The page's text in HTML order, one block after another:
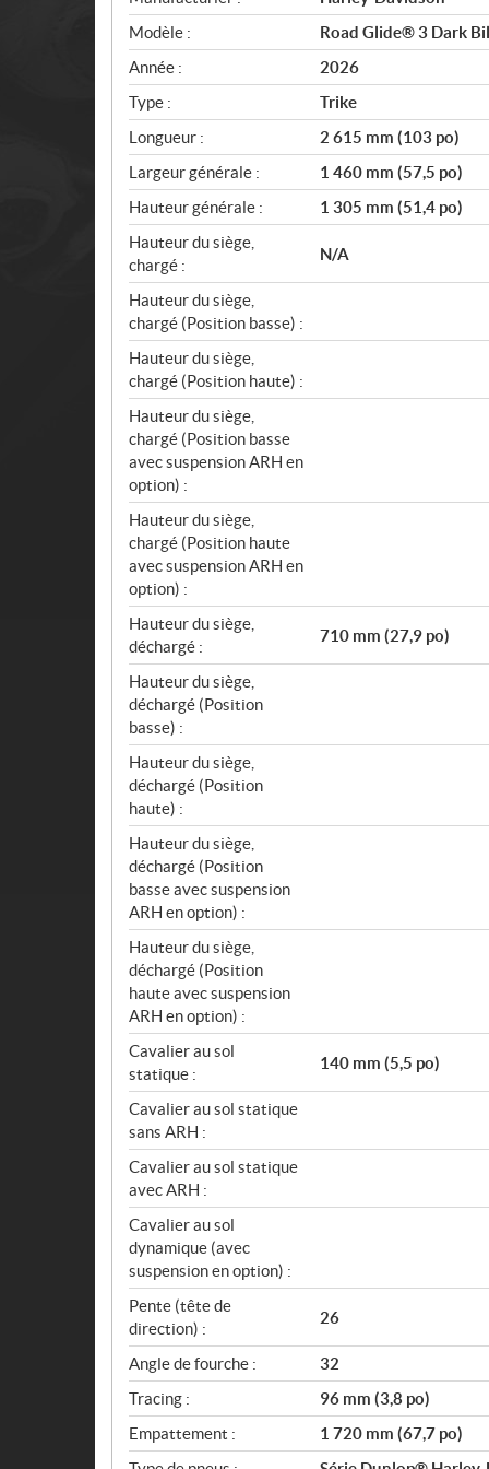
p
é
c
i
f
i
c
a
t
i
o
n
s
Modèle :
Road Glide® 3 Dark
Année :
2026
Type :
Trike
Longueur :
2 615 mm (103 po)
Largeur générale :
1 460 mm (57,5 po)
Hauteur générale :
1 305 mm (51,4 po)
Hauteur du siège,
chargé :
N/A
Hauteur du siège,
chargé (Position basse) :
Hauteur du siège,
chargé (Position haute) :
Hauteur du siège,
chargé (Position basse
avec suspension ARH en
option) :
Hauteur du siège,
chargé (Position haute
avec suspension ARH en
option) :
Hauteur du siège,
déchargé :
710 mm (27,9 po)
Hauteur du siège,
déchargé (Position
basse) :
Hauteur du siège,
déchargé (Position
haute) :
Hauteur du siège,
déchargé (Position
basse avec suspension
ARH en option) :
Hauteur du siège,
déchargé (Position
haute avec suspension
ARH en option) :
Cavalier au sol
statique :
140 mm (5,5 po)
Cavalier au sol statique
sans ARH :
Cavalier au sol statique
avec ARH :
Cavalier au sol
dynamique (avec
suspension en option) :
Pente (tête de
direction) :
26
Angle de fourche :
32
Tracing :
96 mm (3,8 po)
Empattement :
1 720 mm (67,7 po)